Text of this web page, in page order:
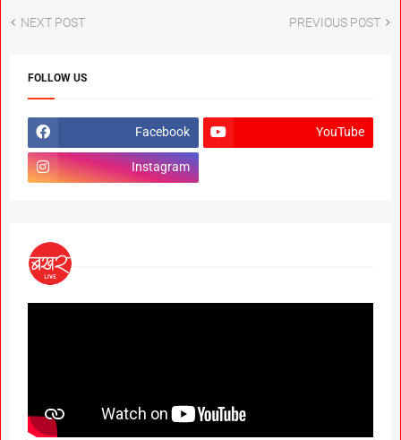
NEXT POST PREVIOUS POST
FOLLOW US
Facebook YouTube
Instagram